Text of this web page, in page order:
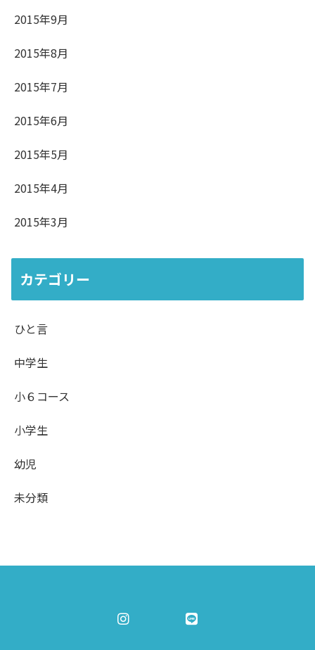
2015年9月
2015年8月
2015年7月
2015年6月
2015年5月
2015年4月
2015年3月
カテゴリー
ひと言
中学生
小６コース
小学生
幼児
未分類